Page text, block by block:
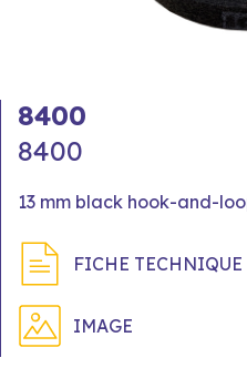
8400
8400
13 mm black hook-and-
FICHE TECHNIQUE
IMAGE